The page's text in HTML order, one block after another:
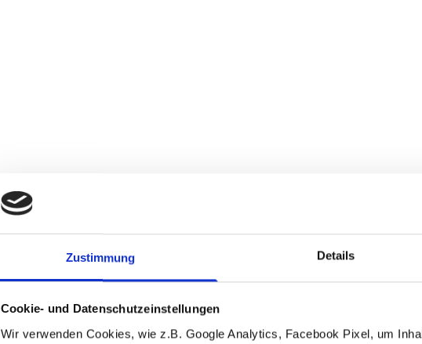
Zustimmung Details
Cookie- und Datenschutzeinstellungen
Wir verwenden Cookies, wie z.B. Google Analytics, Facebook Pixel, um